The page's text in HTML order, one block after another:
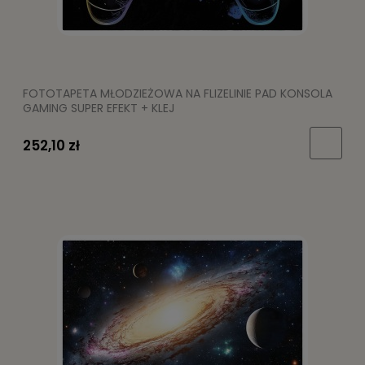
FOTOTAPETA MŁODZIEŻOWA NA FLIZELINIE PAD KONSOLA
GAMING SUPER EFEKT + KLEJ
252,10 zł